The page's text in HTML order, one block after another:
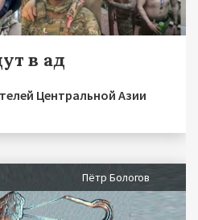
в ад
Центральной Азии
Пётр Бологов